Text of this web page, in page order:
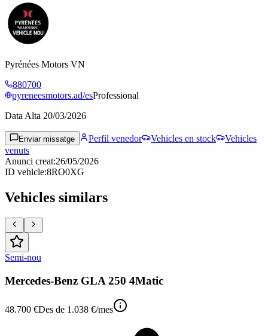
Pyrénées Motors VN
880700
pyreneesmotors.ad/esProfessional
Data Alta 20/03/2026
Enviar missatge Perfil venedor Vehicles en stock
Vehicles
venuts
Anunci creat:26/05/2026
ID vehicle:8RO0XG
Vehicles similars
Semi-nou
Mercedes-Benz GLA 250 4Matic
48.700 €Des de 1.038 €/mes